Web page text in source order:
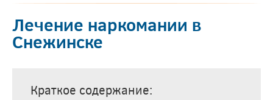
Лечение наркомании в
Снежинске
Краткое содержание: